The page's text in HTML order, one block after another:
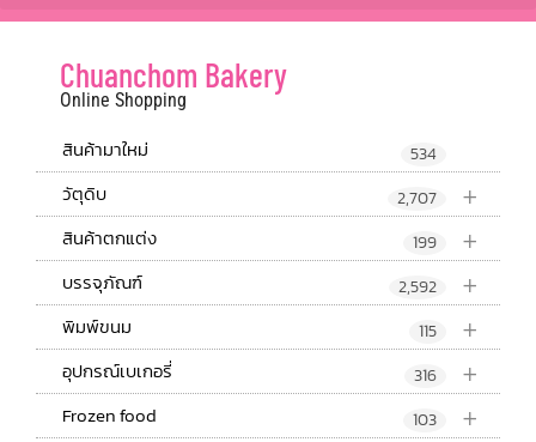
Chuanchom Bakery
Online Shopping
สินค้ามาใหม่ 534
+
วัตุดิบ 2,707
+
สินค้าตกแต่ง 199
+
บรรจุภัณฑ์ 2,592
+
พิมพ์ขนม 115
+
อุปกรณ์เบเกอรี่ 316
+
Frozen food 103